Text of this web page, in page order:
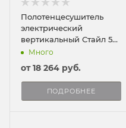
Полотенцесушитель
электрический
вертикальный Стайл 5
90/23
Много
от18 264 руб.
ПОДРОБНЕЕ